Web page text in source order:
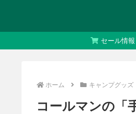
セール情報
ホーム キャンプグッズ
コールマンの「